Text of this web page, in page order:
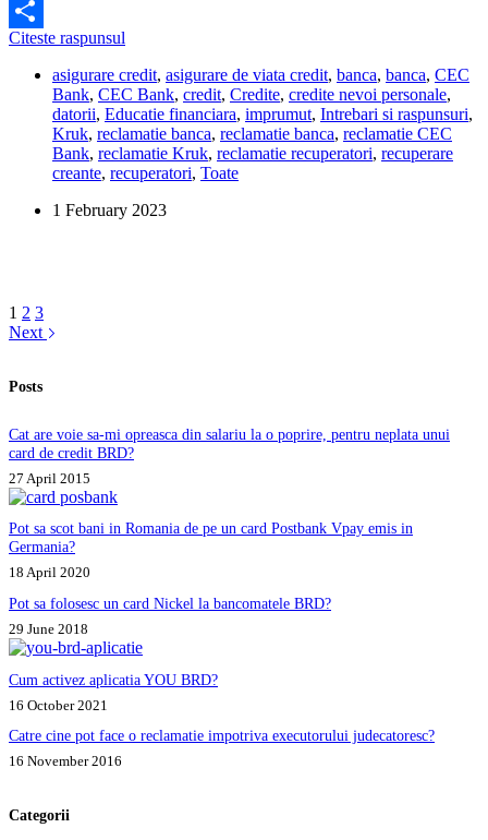
Facebook
Share
Citeste raspunsul
sa
am
o
datorie
la
Kruk
asigurarea
asigurare credit, asigurare de viata credit, banca, banca, CEC
Bank, CEC Bank, credit, Credite, credite nevoi personale,
datorii, Educatie financiara, imprumut, Intrebari si raspunsuri,
Kruk, reclamatie banca, reclamatie banca, reclamatie CEC
Bank, reclamatie Kruk, reclamatie recuperatori, recuperare
creante, recuperatori, Toate
1 February 2023
1 2 3
Next
Posts
Cat are voie sa-mi opreasca din salariu la o poprire, pentru neplata unui
card de credit BRD?
27 April 2015
Pot sa scot bani in Romania de pe un card Postbank Vpay emis in
Germania?
18 April 2020
Pot sa folosesc un card Nickel la bancomatele BRD?
29 June 2018
Cum activez aplicatia YOU BRD?
16 October 2021
Catre cine pot face o reclamatie impotriva executorului judecatoresc?
16 November 2016
Categorii